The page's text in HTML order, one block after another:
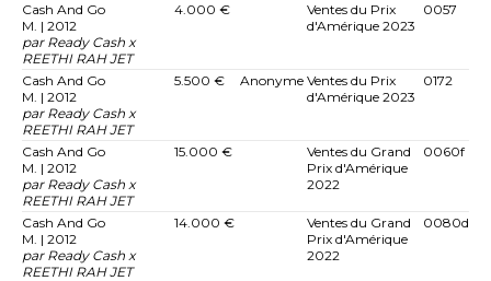
Cash And Go
M. | 2012
par Ready Cash x
REETHI RAH JET
4.000 €
Ventes du Prix
d'Amérique 2023
0057
Cash And Go
M. | 2012
par Ready Cash x
REETHI RAH JET
5.500 € Anonyme Ventes du Prix
d'Amérique 2023
0172
Cash And Go
M. | 2012
par Ready Cash x
REETHI RAH JET
15.000 €
Ventes du Grand
Prix d'Amérique
2022
0060f
Cash And Go
M. | 2012
par Ready Cash x
REETHI RAH JET
14.000 €
Ventes du Grand
Prix d'Amérique
2022
0080d